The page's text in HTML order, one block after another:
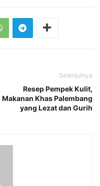
Selanjutnya
Resep Pempek Kulit,
Makanan Khas Palembang
yang Lezat dan Gurih